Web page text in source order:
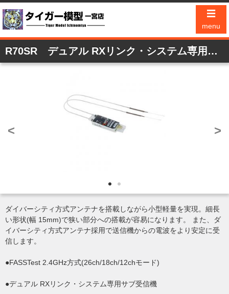
☰
menu
R70SR デュアル RXリンク・システム専用スリム形状サブ受信機
< >
ダイバーシティ方式アンテナを搭載しながら小型軽量を実現。細長
い形状(幅 15mm)で狭い部分への搭載が容易になります。 また、ダ
イバーシティ方式アンテナ採用で送信機からの電波をより安定に受
信します。
●FASSTest 2.4GHz方式(26ch/18ch/12chモード)
●デュアル RXリンク・システム専用サブ受信機